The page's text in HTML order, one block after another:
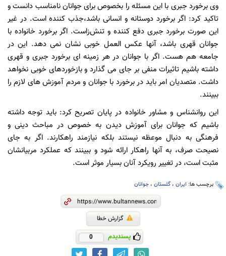
وی برخورد جبری با این مسئله را بخصوص برای جوانان نامناسب دانست و
تاکید کرد: اگر برخورد دوستانه و انسانی باشد،جذب کننده است. در غیر
این صورت برخورد جبری دفع کننده و تنش‌زاست. اگر برخورد خانواده با
جوانان قهری باشد، آنها عکس العمل خوبی نشان نمی دهد. این در
جامعه هم هست. اگر با جوانان در هر زمینه ای برخورد جبری و قهری
داشته باشیم تاثیرات منفی بر جای می گذارد و بازخوردهای خوبی نخواهد
داشت. متصدیان امر باید در برخورد با جوانان و مردم آموزش های لازم را
ببینند.
این روانشناس و مشاور خانواده در پایان تصریح کرد: باید توجه داشته
باشیم که جوانان برای آموزش دیدن به خصوص در مباحث دینی و
فرهنگی به دنبال موعظه نیستند بلکه نیازمند راهکارند. اگر به جای
نصیحت صرف، به آنها راهکار ارائه شود و ببینند که عملکرد مربیانشان
مثبت است، در تغییر رویکرد آنان بسیار موثر است.
برچسب ها: ایران ، گلستان ، جوانان
گزارش خطا
پسندیدم 0